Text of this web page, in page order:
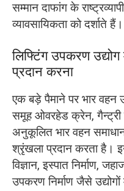
सम्मान दाफांग के
व्यावसायिकता को दर्शाते हैं।
लिफ्टिंग उपकरण
प्रदान करना
एक बड़े पैमाने पर भार वहन
समूह ओवरहेड क्रेन,
अनुकूलित भार वहन
श्रृंखला प्रदान करता है।
विज्ञान, इस्पात निर्माण,
उपकरण निर्माण जैसे